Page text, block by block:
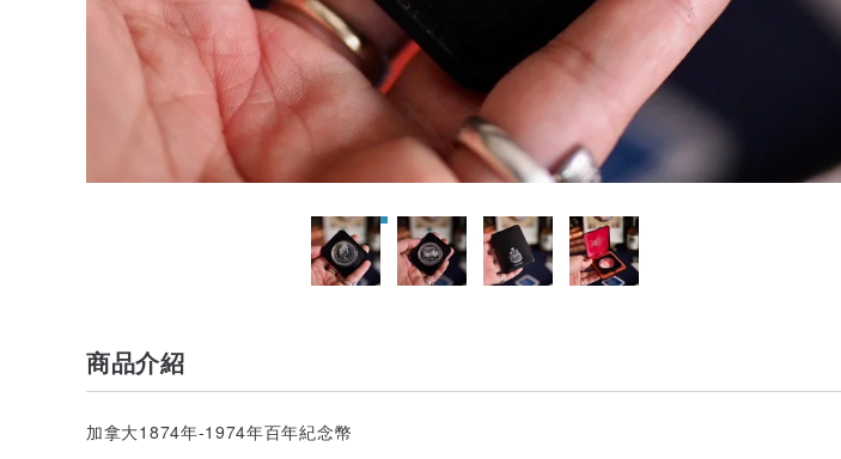
商品介紹
加拿大1874年-1974年百年紀念幣